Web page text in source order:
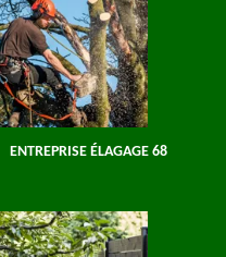
ENTREPRISE ÉLAGAGE 68